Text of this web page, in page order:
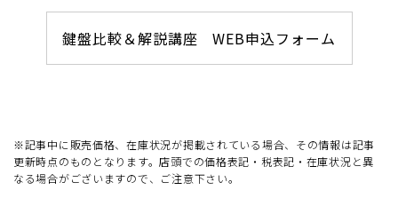
鍵盤比較＆解説講座 WEB申込フォーム
※記事中に販売価格、在庫状況が掲載されている場合、その情報は記事
更新時点のものとなります。店頭での価格表記・税表記・在庫状況と異
なる場合がございますので、ご注意下さい。